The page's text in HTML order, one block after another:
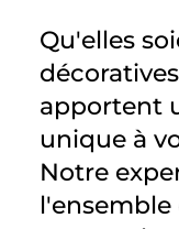
Qu'elles
apportent
unique à
Notre
l'ensemble